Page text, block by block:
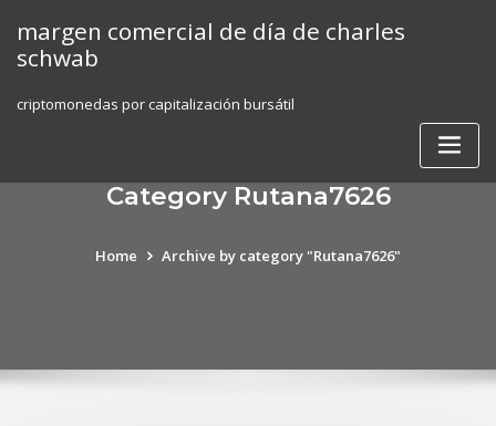
content
margen comercial de día de charles
schwab
criptomonedas por capitalización bursátil
Category Rutana7626
Home Archive by category "Rutana7626"